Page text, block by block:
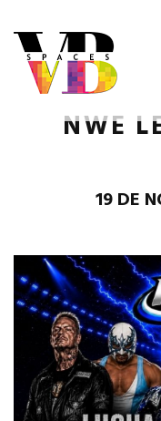
NWE
19 DE